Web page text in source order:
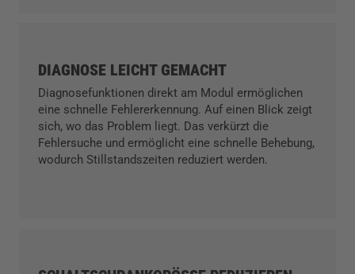
DIAGNOSE LEICHT GEMACHT
Diagnosefunktionen direkt am Modul ermöglichen
eine schnelle Fehlererkennung. Auf einen Blick zeigt
sich, wo das Problem liegt. Das verkürzt die
Fehlersuche und ermöglicht eine schnelle Behebung,
wodurch Stillstandszeiten reduziert werden.